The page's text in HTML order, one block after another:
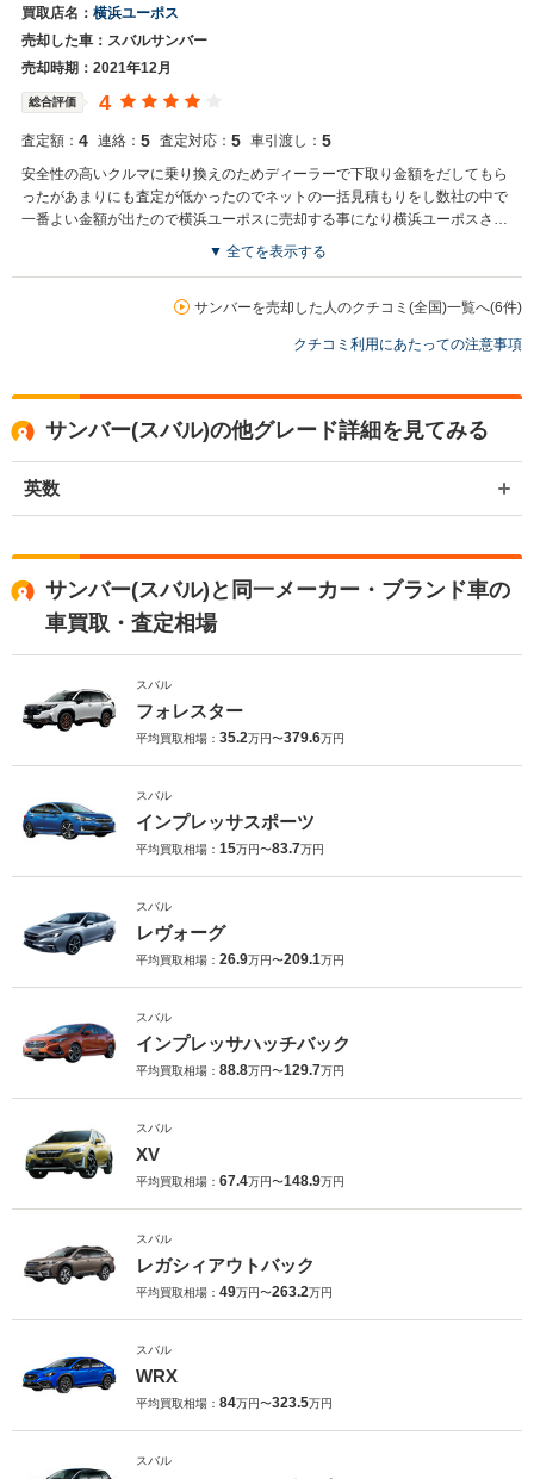
買取店名： 横浜ユーポス
売却した車：スバルサンバー
売却時期：2021年12月
総合評価 4
査定額： 4 連絡： 5 査定対応： 5 車引渡し： 5
安全性の高いクルマに乗り換えのためディーラーで下取り金額をだしてもら
ったがあまりにも査定が低かったのでネットの一括見積もりをし数社の中で
一番よい金額が出たので横浜ユーポスに売却する事になり横浜ユーポスさん
が買いたいという誠意が一番あった
▼ 全てを表示する
サンバーを売却した人のクチコミ(全国)一覧へ(6件)
クチコミ利用にあたっての注意事項
サンバー(スバル)の他グレード詳細を見てみる
英数
サンバー(スバル)と同一メーカー・ブランド車の
車買取・査定相場
スバル
フォレスター
平均買取相場： 35.2万円〜379.6万円
スバル
インプレッサスポーツ
平均買取相場： 15万円〜83.7万円
スバル
レヴォーグ
平均買取相場： 26.9万円〜209.1万円
スバル
インプレッサハッチバック
平均買取相場： 88.8万円〜129.7万円
スバル
XV
平均買取相場： 67.4万円〜148.9万円
スバル
レガシィアウトバック
平均買取相場： 49万円〜263.2万円
スバル
WRX
平均買取相場： 84万円〜323.5万円
スバル